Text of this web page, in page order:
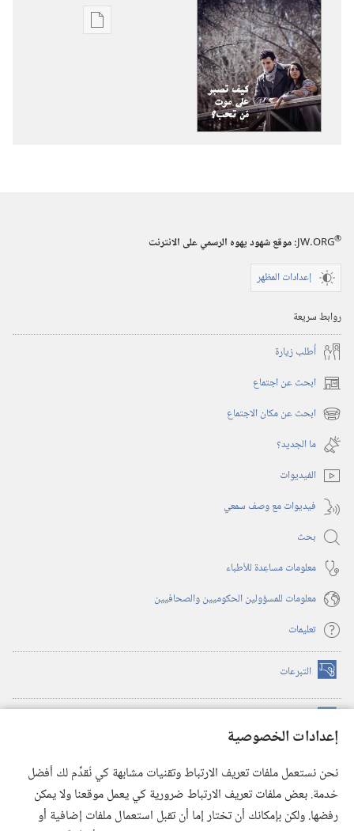
إعدادات الخصوصية
نحن نستعمل ملفات تعريف الارتباط وتقنيات مشابهة كي نُقدِّم لك أفضل
خدمة. بعض ملفات تعريف الارتباط ضرورية كي يعمل موقعنا ولا يمكن
رفضها. ولكن بإمكانك أن تختار إما أن تقبل استعمال ملفات إضافية أو
خيارات
JW.ORG®
:‏ موقع شهود يهوه الرسمي على الانترنت
إعدادات المظهر
روابط سريعة
أُطلب زيارة
ابحث عن اجتماع (يفتح
نافذة ابحث عن مكان الاجتماع (يفتح
نافذة
جديدة)
ما الجديد؟‏
الفيديوات
فيديوات مع وصف سمعي
بحث
معلومات مساعِدة للأطباء
معلومات للمسؤولين الحكوميين والصحافيين
تعليمات
التبرعات (يفتح
نافذة
(يفتح
نافذة
(يفتح
نافذة
جديدة) تطبيق ®
JW Library